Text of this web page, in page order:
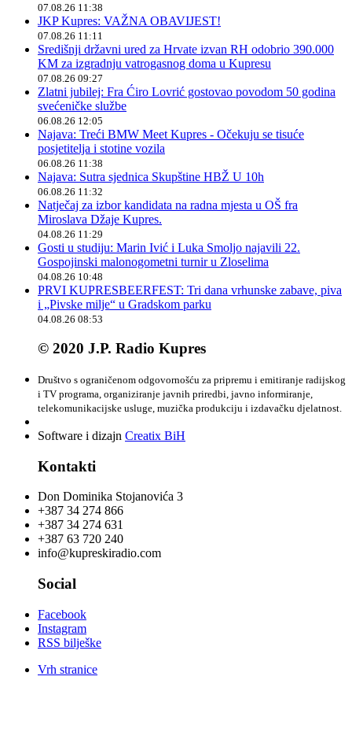
07.08.26 11:38
JKP Kupres: VAŽNA OBAVIJEST!
07.08.26 11:11
Središnji državni ured za Hrvate izvan RH odobrio 390.000
KM za izgradnju vatrogasnog doma u Kupresu
07.08.26 09:27
Zlatni jubilej: Fra Ćiro Lovrić gostovao povodom 50 godina
svećeničke službe
06.08.26 12:05
Najava: Treći BMW Meet Kupres - Očekuju se tisuće
posjetitelja i stotine vozila
06.08.26 11:38
Najava: Sutra sjednica Skupštine HBŽ U 10h
06.08.26 11:32
Natječaj za izbor kandidata na radna mjesta u OŠ fra
Miroslava Džaje Kupres.
04.08.26 11:29
Gosti u studiju: Marin Ivić i Luka Smoljo najavili 22.
Gospojinski malonogometni turnir u Zloselima
04.08.26 10:48
PRVI KUPRESBEERFEST: Tri dana vrhunske zabave, piva
i „Pivske milje“ u Gradskom parku
04.08.26 08:53
© 2020 J.P. Radio Kupres
Društvo s ograničenom odgovornošću za pripremu i emitiranje radijskog
i TV programa, organiziranje javnih priredbi, javno informiranje,
telekomunikacijske usluge, muzička produkciju i izdavačku djelatnost.
Software i dizajn Creatix BiH
Kontakti
Don Dominika Stojanovića 3
+387 34 274 866
+387 34 274 631
+387 63 720 240
info@kupreskiradio.com
Social
Facebook
Instagram
RSS bilješke
Vrh stranice